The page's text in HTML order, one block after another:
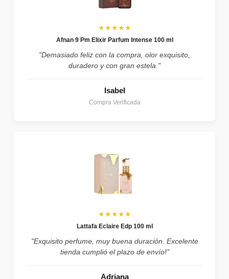
★★★★★
Afnan 9 Pm Elixir Parfum Intense 100 ml
"Demasiado feliz con la compra, olor exquisito,
duradero y con gran estela."
Isabel
Compra Verificada
★★★★★
Lattafa Eclaire Edp 100 ml
"Exquisito perfume, muy buena duración. Excelente
tienda cumplió el plazo de envío!"
Adriana